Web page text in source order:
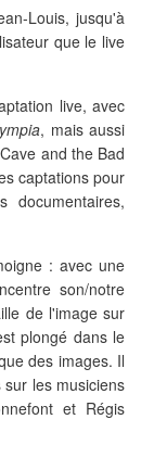
Louis, jusqu'à
que le live
live, avec
, mais aussi
Cave and the Bad
captations pour
: avec une
son/notre
de l'image sur
plongé dans le
des images. Il
les musiciens
et Régis